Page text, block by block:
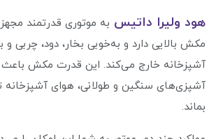
هود ولیرا داتیس به موتوری قدرتمند
مکش بالایی دارد و به‌خوبی بخار، دود، چربی و
آشپزخانه خارج می‌کند. این قدرت مکش
آشپزی‌های سنگین و طولانی، هوای آشپزخانه
بماند.